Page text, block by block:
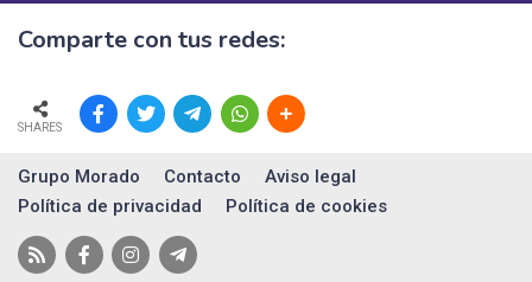
Comparte con tus redes:
SHARES
Grupo Morado Contacto
Aviso legal
Política de privacidad
Política de cookies